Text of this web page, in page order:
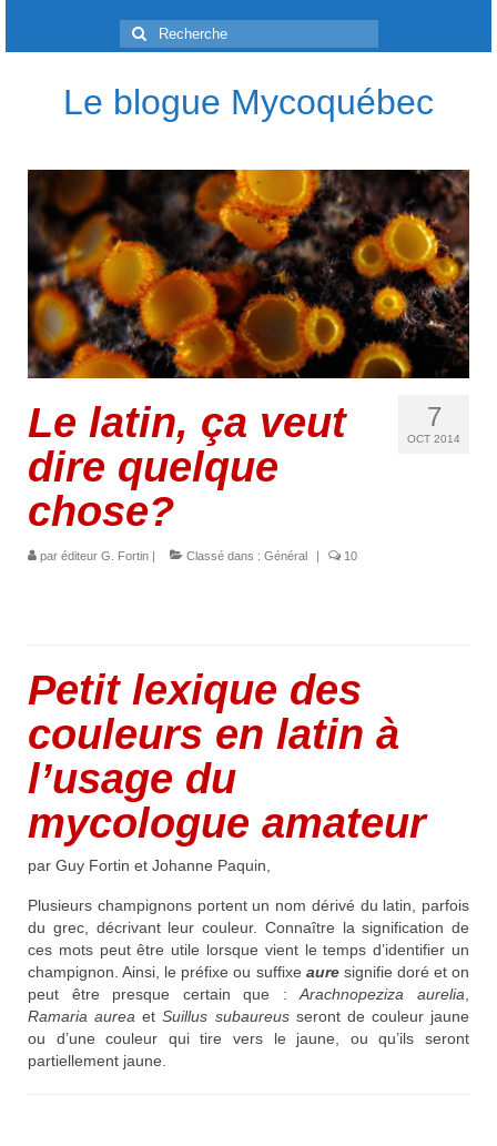
Rechercher
:
Le blogue Mycoquébec
7
OCT 2014
Le latin, ça veut
dire quelque
chose?
par éditeur G. Fortin | Classé dans : Général | 10
Petit lexique des
couleurs en latin à
l’usage du
mycologue amateur
par Guy Fortin et Johanne Paquin,
Plusieurs champignons portent un nom dérivé du latin, parfois
du grec, décrivant leur couleur. Connaître la signification de
ces mots peut être utile lorsque vient le temps d’identifier un
champignon. Ainsi, le préfixe ou suffixe auresignifie doré et on
peut être presque certain que :Arachnopeziza aurelia
Ramaria aurea etSuillus subaureusseront de couleur jaune
ou d’une couleur qui tire vers le jaune, ou qu’ils seront
partiellement jaune.